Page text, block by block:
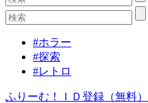
#ホラー
#探索
#レトロ
ふりーむ！ＩＤ登録（無料）